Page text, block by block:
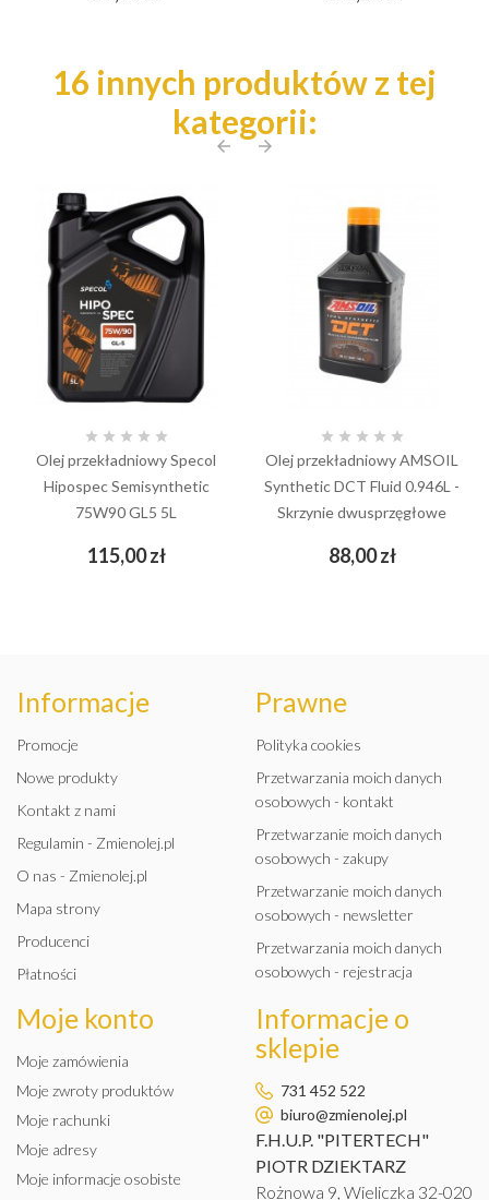
16 innych produktów z tej
kategorii:
arrow_back arrow_forward
    
Olej przekładniowy Specol
Hipospec Semisynthetic
75W90 GL5 5L
115,00 złCena
    
Olej przekładniowy AMSOIL
Synthetic DCT Fluid 0.946L -
Skrzynie dwusprzęgłowe
88,00 złCena
Informacje
Promocje
Nowe produkty
Kontakt z nami
Regulamin - Zmienolej.pl
O nas - Zmienolej.pl
Mapa strony
Producenci
Płatności
Prawne
Polityka cookies
Przetwarzania moich danych
osobowych - kontakt
Przetwarzanie moich danych
osobowych - zakupy
Przetwarzanie moich danych
osobowych - newsletter
Przetwarzania moich danych
osobowych - rejestracja
Moje konto
Moje zamówienia
Moje zwroty produktów
Moje rachunki
Moje adresy
Moje informacje osobiste
Informacje o
sklepie
731 452 522
biuro@zmienolej.pl
F.H.U.P. "PITERTECH"
PIOTR DZIEKTARZ
Rożnowa 9, Wieliczka 32-020